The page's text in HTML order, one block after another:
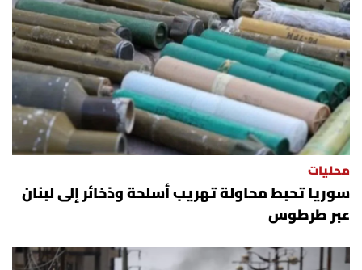
محليات
سوريا تحبط محاولة تهريب أسلحة وذخائر إلى لبنان
عبر طرطوس